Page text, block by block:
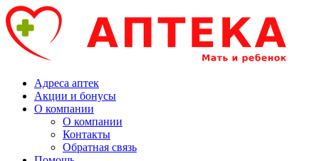
Адреса аптек
Акции и бонусы
О компании
О компании
Контакты
Обратная связь